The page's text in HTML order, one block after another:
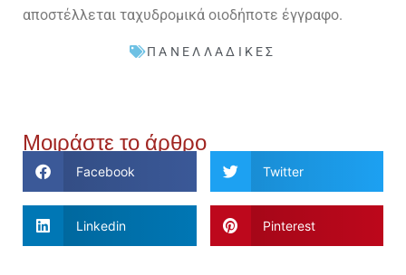
αποστέλλεται ταχυδρομικά οιοδήποτε έγγραφο.
ΠΑΝΕΛΛΑΔΙΚΈΣ
Μοιράστε το άρθρο
Facebook Twitter
Linkedin Pinterest